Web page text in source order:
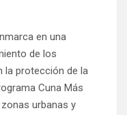
en una
de los
la protección de la
Cuna Más
urbanas y